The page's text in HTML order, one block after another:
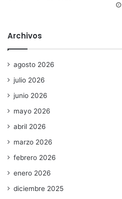
Archivos
agosto 2026
julio 2026
junio 2026
mayo 2026
abril 2026
marzo 2026
febrero 2026
enero 2026
diciembre 2025